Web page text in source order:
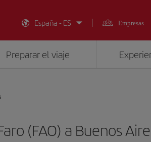
España - ES
Empresas
Preparar el viaje
(FAO) a Buenos